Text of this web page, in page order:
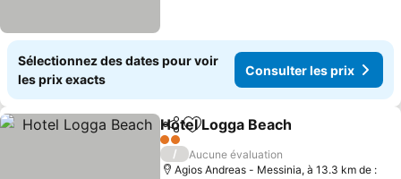
Sélectionnez des dates pour voir
les prix exacts
Consulter les prix
PartagerAjouter à mes favoris
Hotel Logga Beach
2 Étoiles
/
Aucune évaluation
Agios Andreas - Messinia, à 13.3 km de :